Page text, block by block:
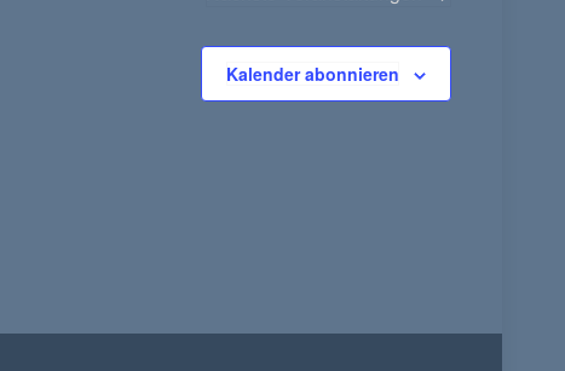
Kalender abonnieren